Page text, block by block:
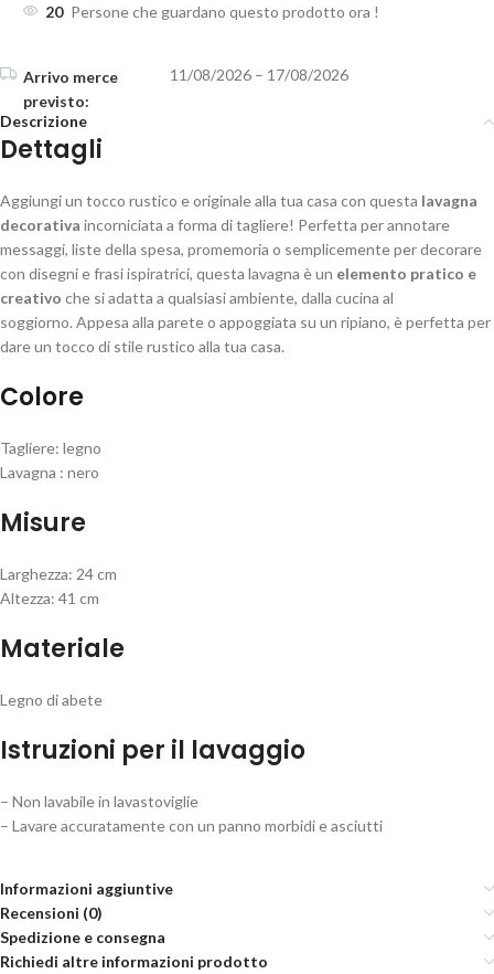
20 Persone che guardano questo prodotto ora !
11/08/2026 – 17/08/2026
Descrizione
Dettagli
Aggiungi un tocco rustico e originale alla tua casa con questa lavagna
decorativa incorniciata a forma di tagliere! Perfetta per annotare
messaggi, liste della spesa, promemoria o semplicemente per decorare
con disegni e frasi ispiratrici, questa lavagna è un elemento pratico e
creativo che si adatta a qualsiasi ambiente, dalla cucina al
soggiorno. Appesa alla parete o appoggiata su un ripiano, è perfetta per
dare un tocco di stile rustico alla tua casa.
Colore
Tagliere: legno
Lavagna : nero
Misure
Larghezza: 24 cm
Altezza: 41 cm
Materiale
Legno di abete
Istruzioni per il lavaggio
– Non lavabile in lavastoviglie
– Lavare accuratamente con un panno morbidi e asciutti
Informazioni aggiuntive
Recensioni (0)
Spedizione e consegna
Richiedi altre informazioni prodotto